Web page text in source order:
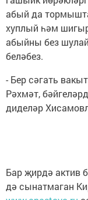
абый да
хуплый һәм
абыйны без шулай
беләбез.
- Бер сәгать
Рәхмәт,
диделәр
Бар җирдә актив
дә сынатмаган